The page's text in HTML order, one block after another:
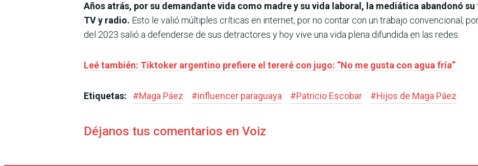
Años atrás, por su demandante vida como madre y su vida laboral, la mediática abandonó
TV y radio. Esto le valió múltiples críticas en internet, por no contar con un trabajo convencional,
del 2023 salió a defenderse de sus detractores y hoy vive una vida plena difundida en las redes.
Leé también: Tiktoker argentino prefiere el tereré con jugo: “No me gusta con agua fría”
Etiquetas: #Maga Páez #influencer paraguaya #Patricio Escobar #Hijos de Maga Páez
Déjanos tus comentarios en Voiz